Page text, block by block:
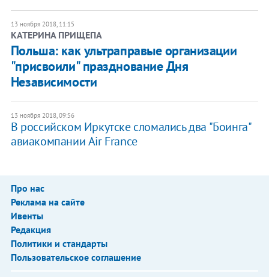
13 ноября 2018, 11:15
КАТЕРИНА ПРИЩЕПА
Польша: как ультраправые организации
"присвоили" празднование Дня
Независимости
13 ноября 2018, 09:56
В российском Иркутске сломались два "Боинга"
авиакомпании Air France
Про нас
Реклама на сайте
Ивенты
Редакция
Политики и стандарты
Пользовательское соглашение